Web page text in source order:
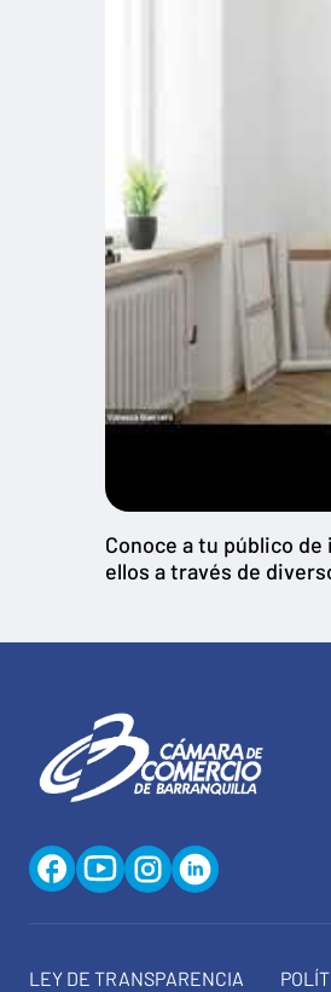
Conoce a tu público
ellos a través de
LEY DE TRANSPARENCIA